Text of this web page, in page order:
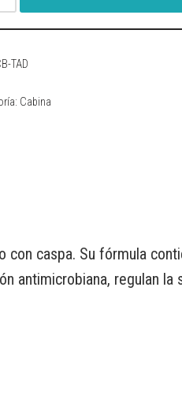
TAD
Cabina
caspa. Su fórmula
antimicrobiana, regulan